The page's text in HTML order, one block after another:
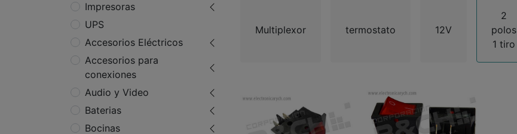
Impresoras
UPS
Accesorios Eléctricos
Accesorios para
conexiones
Audio y Video
Baterias
Bocinas
Multiplexor termostato 12V
2
polos
1 tiro